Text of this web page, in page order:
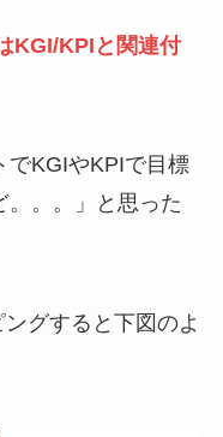
KGI/KPIと関連付
でKGIやKPIで目標
。。。」と思った
グすると下図のよ